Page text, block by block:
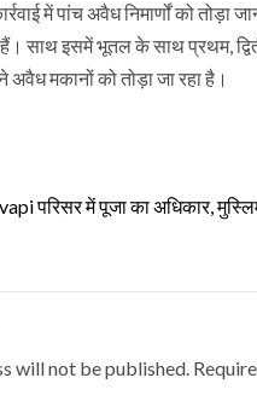
में पांच अवैध निमार्णों को तोड़ा
साथ इसमें भूतल के साथ प्रथम,
अवैध मकानों को तोड़ा जा रहा है।
परिसर में पूजा का अधिकार,
will not be published.